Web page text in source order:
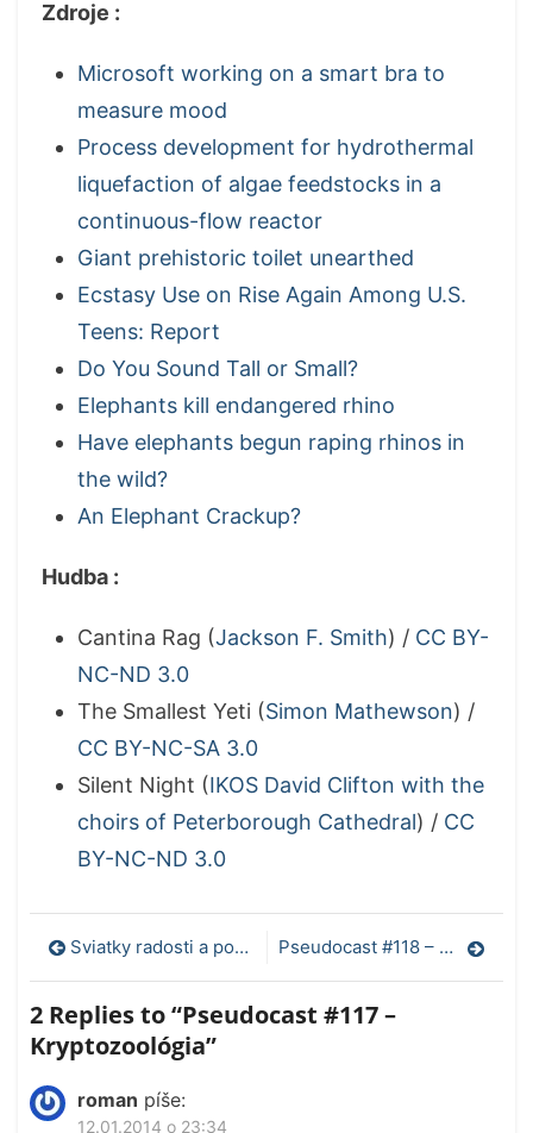
Zdroje :
Microsoft working on a smart bra to
measure mood
Process development for hydrothermal
liquefaction of algae feedstocks in a
continuous-flow reactor
Giant prehistoric toilet unearthed
Ecstasy Use on Rise Again Among U.S.
Teens: Report
Do You Sound Tall or Small?
Elephants kill endangered rhino
Have elephants begun raping rhinos in
the wild?
An Elephant Crackup?
Hudba :
Cantina Rag (Jackson F. Smith) / CC BY-
NC-ND 3.0
The Smallest Yeti (Simon Mathewson) /
CC BY-NC-SA 3.0
Silent Night (IKOS David Clifton with the
choirs of Peterborough Cathedral) / CC
BY-NC-ND 3.0
Navigácia
v
článku
Sviatky radosti a pokoja Pseudocast #118 – HAARP
2 Replies to “Pseudocast #117 –
Kryptozoológia”
roman píše:
12.01.2014 o 23:34